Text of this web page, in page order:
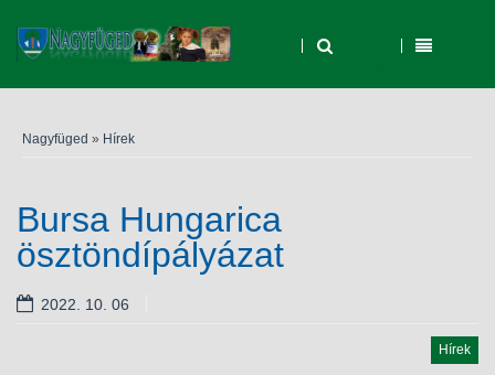
Nagyfüged » Hírek
Bursa Hungarica
ösztöndípályázat
2022. 10. 06
Hírek